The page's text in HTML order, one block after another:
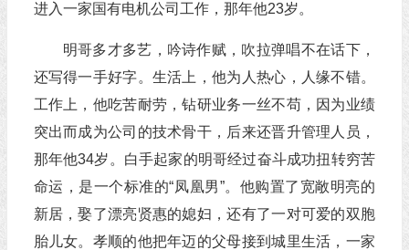
进入一家国有电机公司工作，那年他23岁。
明哥多才多艺，吟诗作赋，吹拉弹唱不在话下，
还写得一手好字。生活上，他为人热心，人缘不错。
工作上，他吃苦耐劳，钻研业务一丝不苟，因为业绩
突出而成为公司的技术骨干，后来还晋升管理人员，
那年他34岁。白手起家的明哥经过奋斗成功扭转穷苦
命运，是一个标准的“凤凰男”。他购置了宽敞明亮的
新居，娶了漂亮贤惠的媳妇，还有了一对可爱的双胞
胎儿女。孝顺的他把年迈的父母接到城里生活，一家